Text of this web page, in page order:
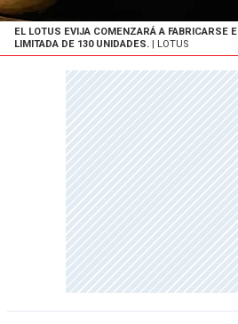
EL LOTUS EVIJA COMENZARÁ A FABRICARSE
LIMITADA DE 130 UNIDADES. | LOTUS